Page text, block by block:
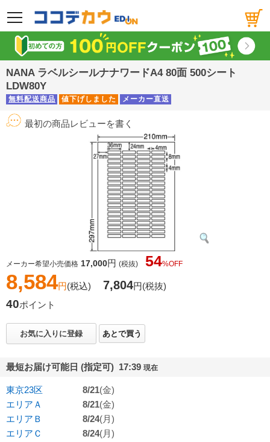
メニュー
NANA ラベルシールナナワードA4 80面 500シート
LDW80Y
無料配送商品 値下げしました メーカー直送
最初の商品レビューを書く
メーカー希望小売価格 17,000円 (税抜) 54%OFF
8,584円(税込) 7,804円(税抜)
40ポイント
お気に入りに登録 あとで買う
最短お届け可能日 (指定可) 17:39 現在
東京23区 8/21(金)
エリアＡ
8/21(金)
エリアＢ
8/24(月)
エリアＣ
8/24(月)